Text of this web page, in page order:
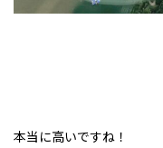
本当に高いですね！